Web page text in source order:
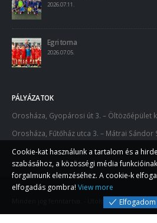
2026.07.11.
Egri torna
2026.07.05.
PÁLYÁZATOK
Orosháza, Gyopárosi út 3. – Öltözőépület
Orosháza, Fűtőház utca 3. – Mátrai Sándor
Minden jog fenntartva. - Utolsó frissítés 2021.
Cookie-kat használunk a tartalom és a
szabásához, a közösségi média
forgalmunk elemzéséhez. A cookie-k
elfogadás gombra! View more
Elfogadom